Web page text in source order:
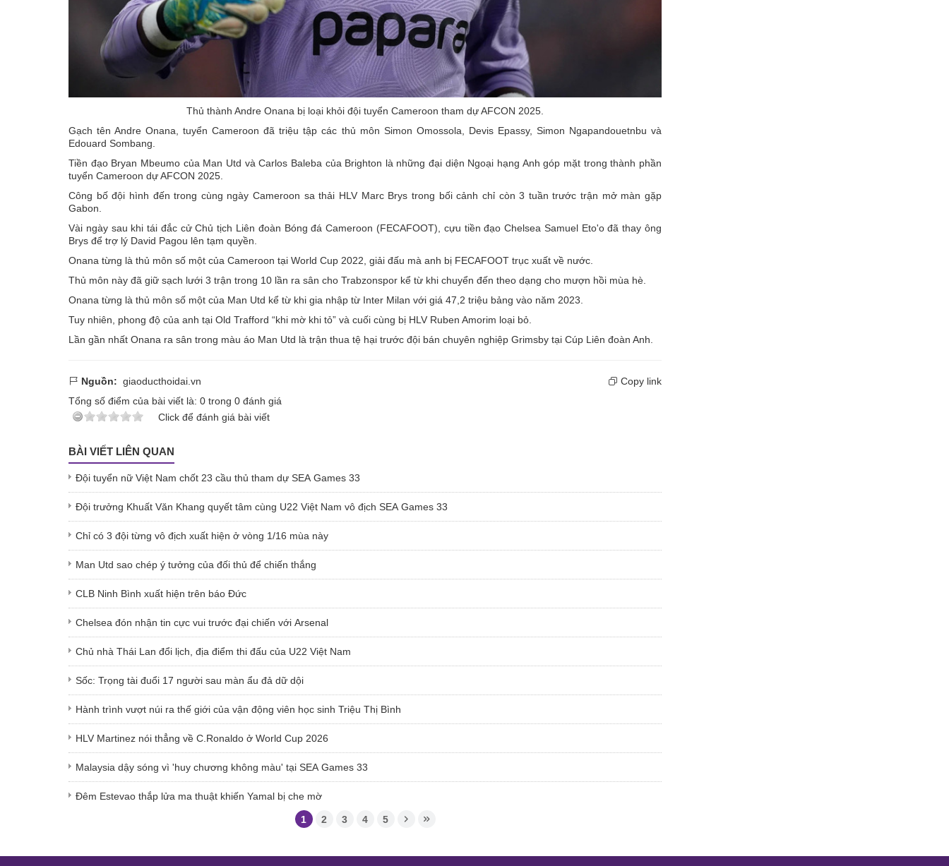
Thủ thành Andre Onana bị loại khỏi đội tuyển Cameroon tham dự AFCON 2025.
Gạch tên Andre Onana, tuyển Cameroon đã triệu tập các thủ môn Simon Omossola, Devis Epassy, Simon Ngapandouetnbu và
Edouard Sombang.
Tiền đạo Bryan Mbeumo của Man Utd và Carlos Baleba của Brighton là những đại diện Ngoại hạng Anh góp mặt trong thành phần
tuyển Cameroon dự AFCON 2025.
Công bố đội hình đến trong cùng ngày Cameroon sa thải HLV Marc Brys trong bối cảnh chỉ còn 3 tuần trước trận mở màn gặp
Gabon.
Vài ngày sau khi tái đắc cử Chủ tịch Liên đoàn Bóng đá Cameroon (FECAFOOT), cựu tiền đạo Chelsea Samuel Eto'o đã thay ông
Brys để trợ lý David Pagou lên tạm quyền.
Onana từng là thủ môn số một của Cameroon tại World Cup 2022, giải đấu mà anh bị FECAFOOT trục xuất về nước.
Thủ môn này đã giữ sạch lưới 3 trận trong 10 lần ra sân cho Trabzonspor kể từ khi chuyển đến theo dạng cho mượn hồi mùa hè.
Onana từng là thủ môn số một của Man Utd kể từ khi gia nhập từ Inter Milan với giá 47,2 triệu bảng vào năm 2023.
Tuy nhiên, phong độ của anh tại Old Trafford “khi mờ khi tỏ” và cuối cùng bị HLV Ruben Amorim loại bỏ.
Lần gần nhất Onana ra sân trong màu áo Man Utd là trận thua tệ hại trước đội bán chuyên nghiệp Grimsby tại Cúp Liên đoàn Anh.
Nguồn: giaoducthoidai.vn
Copy link
Tổng số điểm của bài viết là: 0 trong 0 đánh giá
Click để đánh giá bài viết
BÀI VIẾT LIÊN QUAN
Đội tuyển nữ Việt Nam chốt 23 cầu thủ tham dự SEA Games 33
Đội trưởng Khuất Văn Khang quyết tâm cùng U22 Việt Nam vô địch SEA Games 33
Chỉ có 3 đội từng vô địch xuất hiện ở vòng 1/16 mùa này
Man Utd sao chép ý tưởng của đối thủ để chiến thắng
CLB Ninh Bình xuất hiện trên báo Đức
Chelsea đón nhận tin cực vui trước đại chiến với Arsenal
Chủ nhà Thái Lan đổi lịch, địa điểm thi đấu của U22 Việt Nam
Sốc: Trọng tài đuổi 17 người sau màn ẩu đả dữ dội
Hành trình vượt núi ra thế giới của vận động viên học sinh Triệu Thị Bình
HLV Martinez nói thẳng về C.Ronaldo ở World Cup 2026
Malaysia dậy sóng vì 'huy chương không màu' tại SEA Games 33
Đêm Estevao thắp lửa ma thuật khiến Yamal bị che mờ
1 2 3 4 5